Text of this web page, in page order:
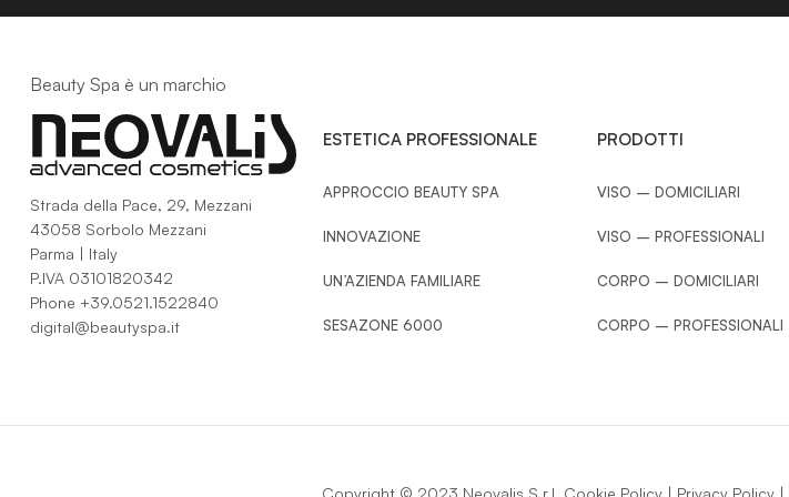
Beauty Spa è un marchio
Strada della Pace, 29, Mezzani
43058 Sorbolo Mezzani
Parma | Italy
P.IVA 03101820342
Phone +39.0521.1522840
digital@beautyspa.it
ESTETICA PROFESSIONALE
APPROCCIO BEAUTY SPA
INNOVAZIONE
UN’AZIENDA FAMILIARE
SESAZONE 6000
PRODOTTI
VISO – DOMICILIARI
VISO – PROFESSIONALI
CORPO – DOMICILIARI
CORPO – PROFESSIONALI